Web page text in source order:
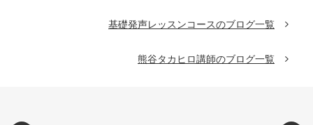
基礎発声レッスンコースのブログ一覧
熊谷タカヒロ講師のブログ一覧